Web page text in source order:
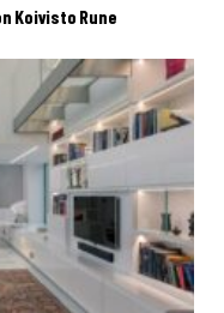
Koivisto Rune